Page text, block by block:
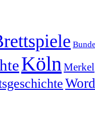
KölnMerkel